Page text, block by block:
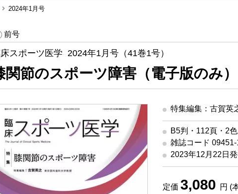
2024年1月号
前号
スポーツ医学 2024年1月号（41巻1号）
関節のスポーツ障害（電子版のみ）
特集編集：古賀英
B5判・112頁・2色
雑誌コード 09451-
2023年12月22日
定価 3,080 円 (